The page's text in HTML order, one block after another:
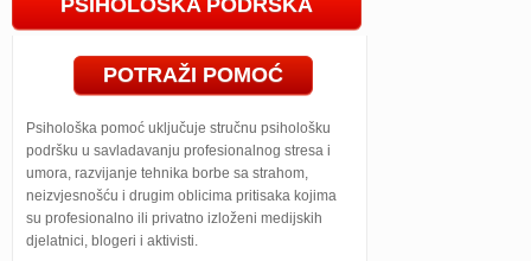
PSIHOLOŠKA PODRŠKA
POTRAŽI POMOĆ
Psihološka pomoć uključuje stručnu psihološku
podršku u savladavanju profesionalnog stresa i
umora, razvijanje tehnika borbe sa strahom,
neizvjesnošću i drugim oblicima pritisaka kojima
su profesionalno ili privatno izloženi medijskih
djelatnici, blogeri i aktivisti.